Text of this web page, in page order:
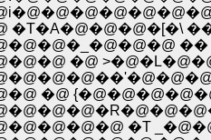
�T�A�@�@�@�[�\
��
�@
�@
�T